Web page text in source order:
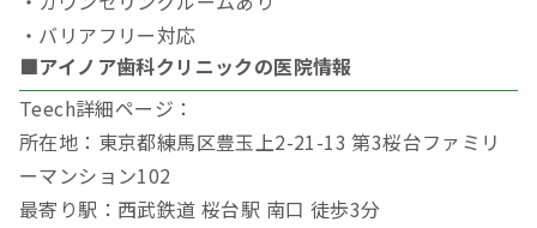
・バリアフリー対応
■アイノア歯科クリニックの医院情報
Teech詳細ページ：
所在地：東京都練馬区豊玉上2-21-13 第3桜台ファミリ
ーマンション102
最寄り駅：西武鉄道 桜台駅 南口 徒歩3分